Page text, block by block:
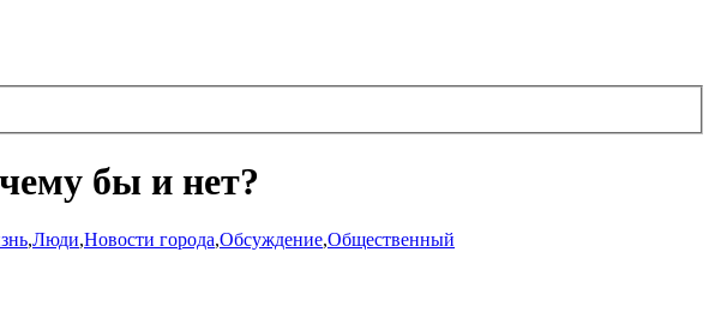
бы и нет?
,Люди,Новости города,Обсуждение,Общественный